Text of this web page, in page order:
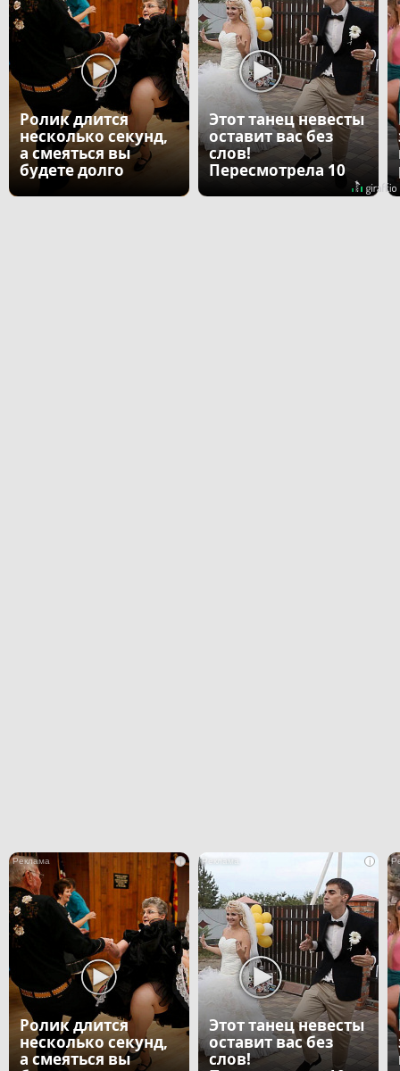
Ролик длится
несколько секунд,
а смеяться вы
будете долго
Этот танец невесты
оставит вас без
слов!
Пересмотрела 10
i
Ролик длится
несколько секунд,
а смеяться вы
i
Этот танец невесты
оставит вас без
слов!